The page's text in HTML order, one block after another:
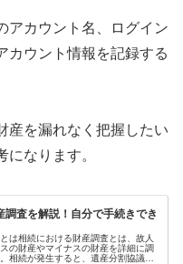
アカウント名、ログイン
カウント情報を記録する
産を漏れなく把握したい
になります。
調査を解説！自分で手続きでき
は相続における財産調査とは、故人
の財産やマイナスの財産を詳細に調
相続が発生すると、遺産分割協議や